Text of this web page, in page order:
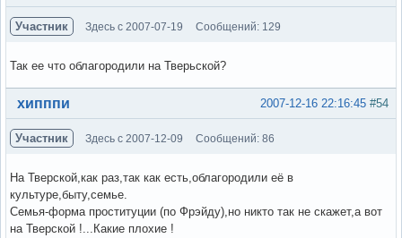
Участник Здесь с 2007-07-19 Сообщений: 129
Так ее что облагородили на Тверьской?
Вне форума #54
2007-12-16 22:16:45
хипппи
Участник Здесь с 2007-12-09 Сообщений: 86
На Тверской,как раз,так как есть,облагородили её в
культуре,быту,семье.
Семья-форма проституции (по Фрэйду),но никто так не скажет,а вот
на Тверской !...Какие плохие !